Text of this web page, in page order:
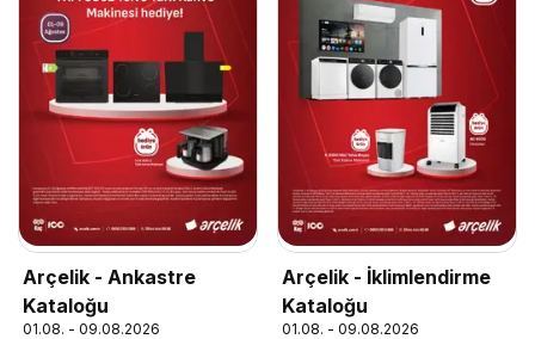
Arçelik - Ankastre
Kataloğu
01.08. - 09.08.2026
Arçelik - İklimlendirme
Kataloğu
01.08. - 09.08.2026